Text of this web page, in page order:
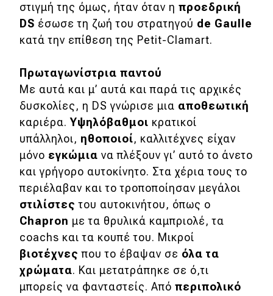
στιγμή της όμως, ήταν όταν η προεδρική
DS έσωσε τη ζωή του στρατηγού de Gaulle
κατά την επίθεση της Petit-Clamart.
Πρωταγωνίστρια παντού
Με αυτά και μ’ αυτά και παρά τις αρχικές
δυσκολίες, η DS γνώρισε μια αποθεωτική
καριέρα.Υψηλόβαθμοι κρατικοί
υπάλληλοι, ηθοποιοί, καλλιτέχνες είχαν
μόνο εγκώμια να πλέξουν γι’ αυτό το άνετο
και γρήγορο αυτοκίνητο. Στα χέρια τους το
περιέλαβαν και το τροποποίησαν μεγάλοι
στιλίστες του αυτοκινήτου, όπως ο
Chapron με τα θρυλικά καμπριολέ, τα
coachs και τα κουπέ του. Μικροί
βιοτέχνες που το έβαψαν σε όλα τα
χρώματα. Και μετατράπηκε σε ό,τι
μπορείς να φανταστείς. Από περιπολικό